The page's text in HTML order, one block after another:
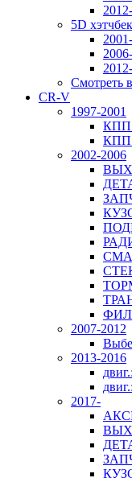
5D хэтчбек
Смотреть
CR-V
1997-2001
2002-2006
2007-2012
2013-2016
2017-